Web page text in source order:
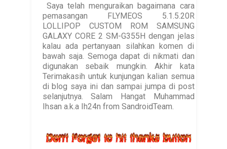
Saya telah menguraikan bagaimana cara
pemasangan FLYMEOS 5.1.5.20R
LOLLIPOP CUSTOM ROM SAMSUNG
GALAXY CORE 2 SM-G355H dengan jelas
kalau ada pertanyaan silahkan komen di
bawah saja. Semoga dapat di nikmati dan
digunakan sebaik mungkin. Akhir kata
Terimakasih untuk kunjungan kalian semua
di blog saya ini dan sampai jumpa di post
selanjutnya. Salam Hangat Muhammad
Ihsan a.k.a Ih24n from SandroidTeam.